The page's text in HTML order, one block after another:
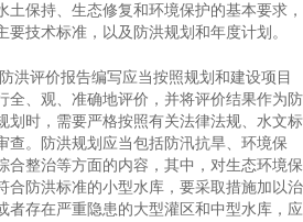
土保持、生态修复和环境保护的基本要求，
技术标准，以及防洪规划和年度计划。
洪评价报告编写应当按照规划和建设项目
全、观、准确地评价，并将评价结果作为防
划时，需要严格按照有关法律法规、水文标
查。防洪规划应当包括防汛抗旱、环境保
合整治等方面的内容，其中，对生态环境保
合防洪标准的小型水库，要采取措施加以治
者存在严重隐患的大型灌区和中型水库，应